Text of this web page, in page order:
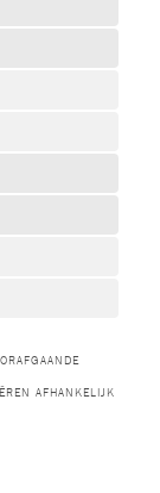
AFHANKELIJK